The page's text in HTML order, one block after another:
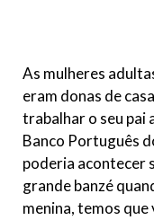
As mulheres
eram donas de
trabalhar o seu pai
Banco Português
poderia acontecer
grande banzé
menina, temos